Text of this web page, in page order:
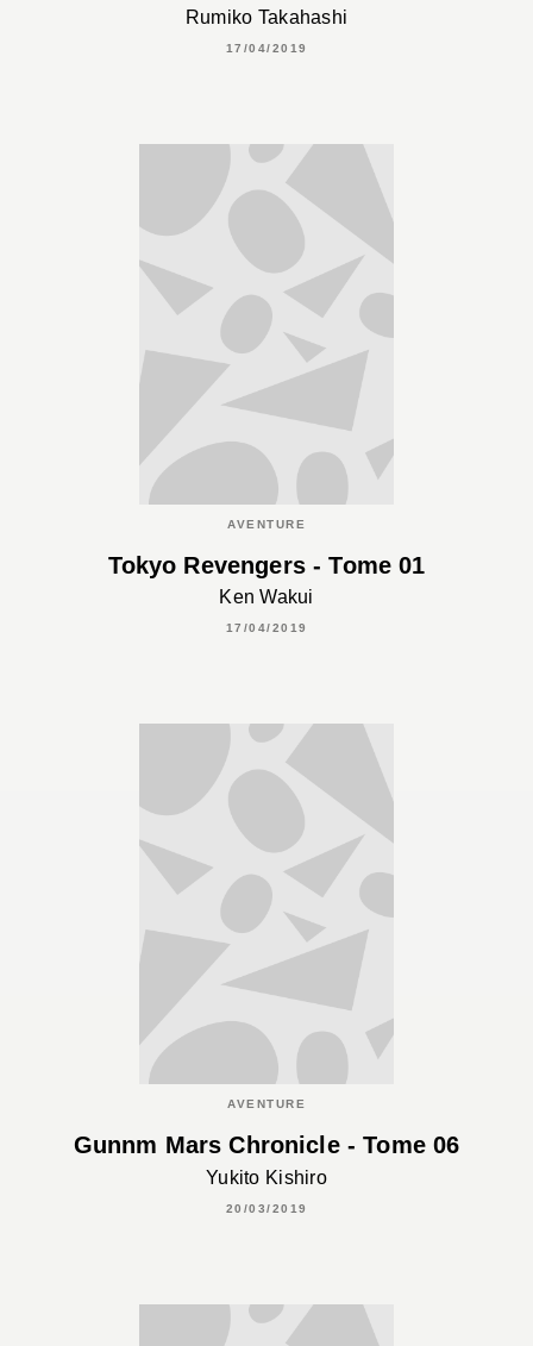
Rumiko Takahashi
17/04/2019
AVENTURE
Tokyo Revengers - Tome 01
Ken Wakui
17/04/2019
AVENTURE
Gunnm Mars Chronicle - Tome 06
Yukito Kishiro
20/03/2019